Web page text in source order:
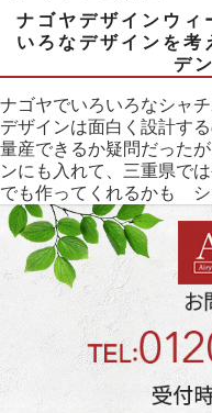
ナゴヤデザインウィ
いろなデザインを考
デ
ナゴヤでいろいろなシャ
デザインは面白く設計す
量産できるか疑問だった
ンにも入れて、三重県で
でも作ってくれるかも シ